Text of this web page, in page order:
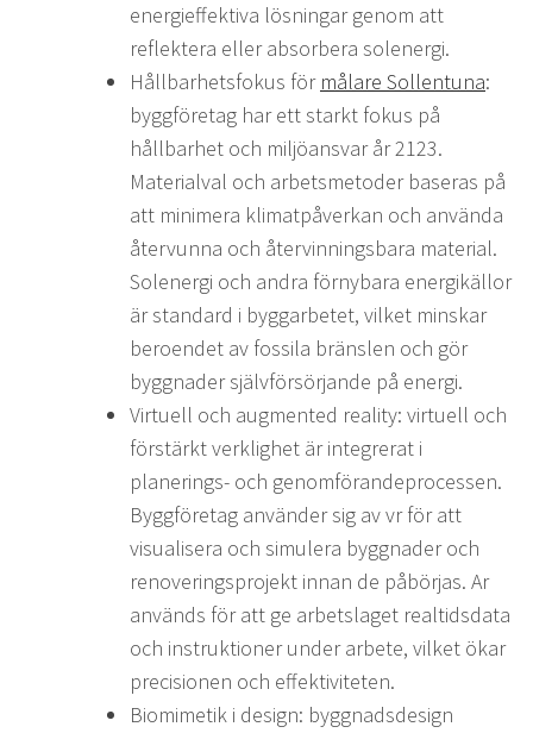
energieffektiva lösningar genom att
reflektera eller absorbera solenergi.
Hållbarhetsfokus för målare Sollentuna:
byggföretag har ett starkt fokus på
hållbarhet och miljöansvar år 2123.
Materialval och arbetsmetoder baseras på
att minimera klimatpåverkan och använda
återvunna och återvinningsbara material.
Solenergi och andra förnybara energikällor
är standard i byggarbetet, vilket minskar
beroendet av fossila bränslen och gör
byggnader självförsörjande på energi.
Virtuell och augmented reality: virtuell och
förstärkt verklighet är integrerat i
planerings- och genomförandeprocessen.
Byggföretag använder sig av vr för att
visualisera och simulera byggnader och
renoveringsprojekt innan de påbörjas. Ar
används för att ge arbetslaget realtidsdata
och instruktioner under arbete, vilket ökar
precisionen och effektiviteten.
Biomimetik i design: byggnadsdesign